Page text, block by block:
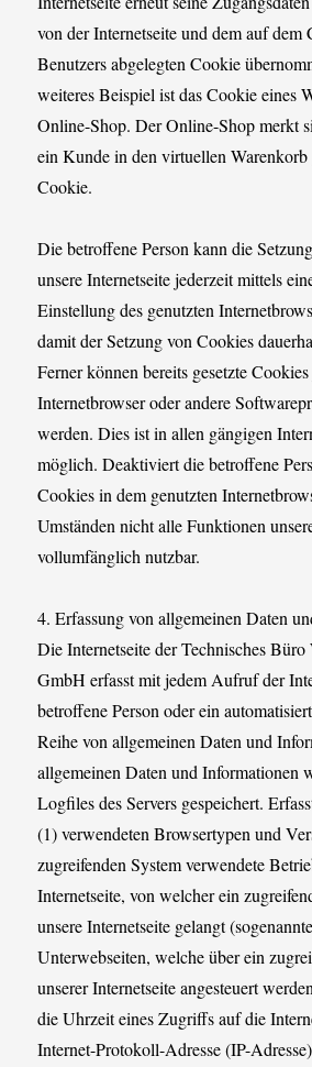
von der Internetseite und dem auf dem
Benutzers abgelegten Cookie
weiteres Beispiel ist das Cookie eines
Online-Shop. Der Online-Shop merkt
ein Kunde in den virtuellen Warenkorb
Cookie.
Die betroffene Person kann die
unsere Internetseite jederzeit mittels
Einstellung des genutzten
damit der Setzung von Cookies
Ferner können bereits gesetzte
Internetbrowser oder andere
werden. Dies ist in allen gängigen
möglich. Deaktiviert die betroffene
Cookies in dem genutzten
Umständen nicht alle Funktionen
vollumfänglich nutzbar.
4. Erfassung von allgemeinen Daten
Die Internetseite der Technisches Büro
GmbH erfasst mit jedem Aufruf der
betroffene Person oder ein
Reihe von allgemeinen Daten und
allgemeinen Daten und Informationen
Logfiles des Servers gespeichert.
(1) verwendeten Browsertypen und
zugreifenden System verwendete
Internetseite, von welcher ein
unsere Internetseite gelangt
Unterwebseiten, welche über ein
unserer Internetseite angesteuert
die Uhrzeit eines Zugriffs auf die
Internet-Protokoll-Adresse (IP-